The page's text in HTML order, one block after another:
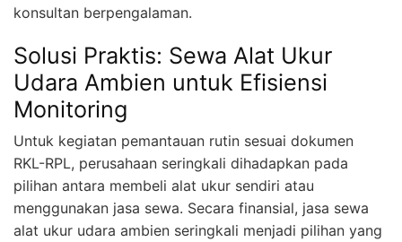
konsultan berpengalaman.
Solusi Praktis: Sewa Alat Ukur
Udara Ambien untuk Efisiensi
Monitoring
Untuk kegiatan pemantauan rutin sesuai dokumen
RKL-RPL, perusahaan seringkali dihadapkan pada
pilihan antara membeli alat ukur sendiri atau
menggunakan jasa sewa. Secara finansial, jasa sewa
alat ukur udara ambien seringkali menjadi pilihan yang